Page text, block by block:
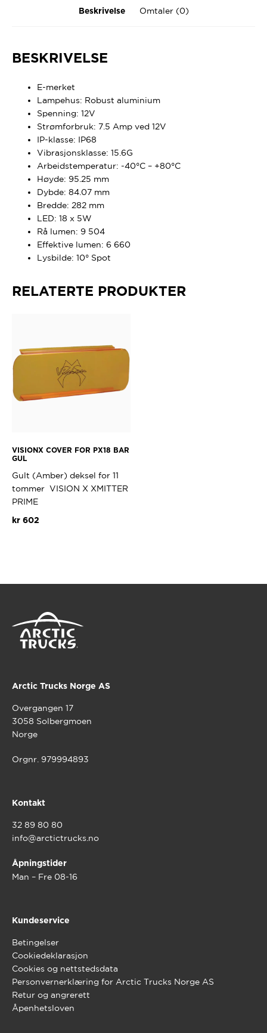
Beskrivelse Omtaler (0)
BESKRIVELSE
E-merket
Lampehus: Robust aluminium
Spenning: 12V
Strømforbruk: 7.5 Amp ved 12V
IP-klasse: IP68
Vibrasjonsklasse: 15.6G
Arbeidstemperatur: -40°C – +80°C
Høyde: 95.25 mm
Dybde: 84.07 mm
Bredde: 282 mm
LED: 18 x 5W
Rå lumen: 9 504
Effektive lumen: 6 660
Lysbilde: 10° Spot
RELATERTE PRODUKTER
VISIONX COVER FOR PX18 BAR
GUL
Gult (Amber) deksel for 11
tommer VISION X XMITTER
PRIME
kr602
Arctic Trucks Norge AS
Overgangen 17
3058 Solbergmoen
Norge
Orgnr. 979994893
Kontakt
32 89 80 80
info@arctictrucks.no
Åpningstider
Man – Fre 08-16
Kundeservice
Betingelser
Cookiedeklarasjon
Cookies og nettstedsdata
Personvernerklæring for Arctic Trucks Norge AS
Retur og angrerett
Åpenhetsloven